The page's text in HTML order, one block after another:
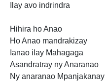
Ilay avo indrindra
Hihira ho Anao
Ho Anao mandrakizay
Ianao ilay Mahagaga
Asandratray ny Anaranao
Ny anaranao Mpanjakanay